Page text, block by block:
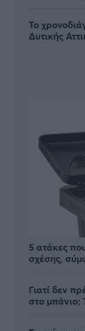
Το
Δυτικής
5 ατάκες
σχέσης,
Γιατί δεν
στο μπάνιο;